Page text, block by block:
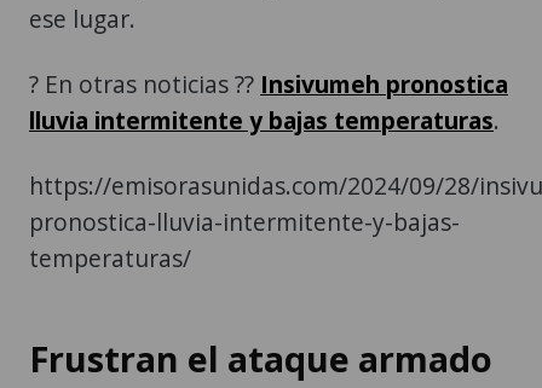
ese lugar.
? En otras noticias ?? Insivumeh pronostica
lluvia intermitente y bajas temperaturas.
https://emisorasunidas.com/2024/09/28/
pronostica-lluvia-intermitente-y-bajas-
temperaturas/
Frustran el ataque armado